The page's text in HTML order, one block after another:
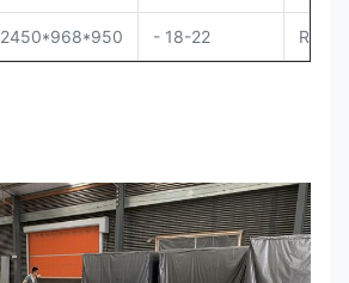
2450*968*950 - 18-22 R290